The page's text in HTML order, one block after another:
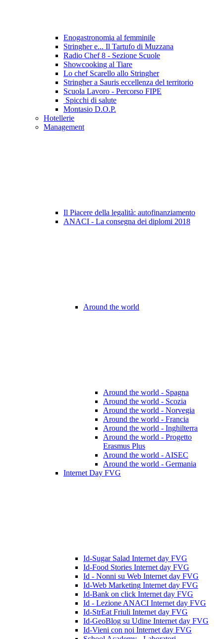
Enogastronomia al femminile
Stringher e... Il Tartufo di Muzzana
Radio Chef 8 - Sezione Scuole
Showcooking al Tiare
Lo chef Scarello allo Stringher
Stringher a Sauris eccellenza del territorio
Scuola Lavoro - Percorso FIPE
Spicchi di salute
Montasio D.O.P.
Hotellerie
Management
Il Piacere della legalità: autofinanziamento
ANACI - La consegna dei diplomi 2018
Around the world
Around the world - Spagna
Around the world - Scozia
Around the world - Norvegia
Around the world - Francia
Around the world - Inghilterra
Around the world - Progetto
Erasmus Plus
Around the world - AISEC
Around the world - Germania
Internet Day FVG
Id-Sugar Salad Internet day FVG
Id-Food Stories Internet day FVG
Id - Nonni su Web Internet day FVG
Id-Web Marketing Internet day FVG
Id-Bank on click Internet day FVG
Id - Lezione ANACI Internet day FVG
Id-StrEat Friuli Internet day FVG
Id-GeoBlog su Udine Internet day FVG
Id-Vieni con noi Internet day FVG